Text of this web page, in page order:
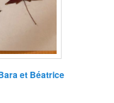
et Béatrice